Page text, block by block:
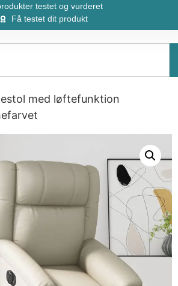
testet og vurderet
Få testet dit produkt
med løftefunktion